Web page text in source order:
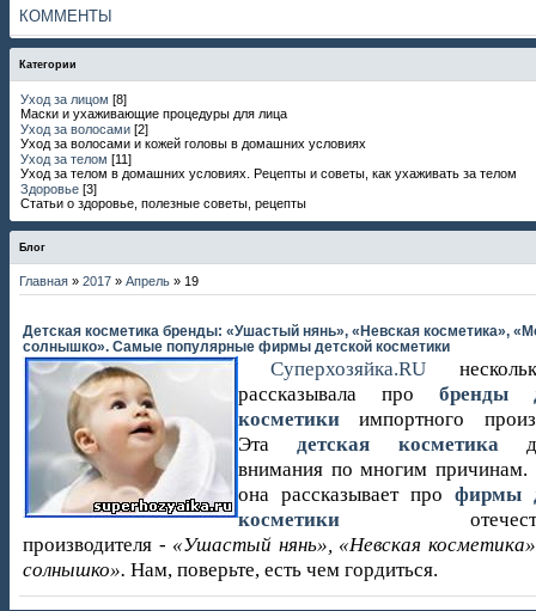
КОММЕНТЫ
Категории
Уход за лицом [8]
Маски и ухаживающие процедуры для лица
Уход за волосами [2]
Уход за волосами и кожей головы в домашних условиях
Уход за телом [11]
Уход за телом в домашних условиях. Рецепты и советы, как ухаживать за телом
Здоровье [3]
Статьи о здоровье, полезные советы, рецепты
Блог
Главная » 2017 » Апрель » 19
Детская косметика бренды: «Ушастый нянь», «Невская косметика»,
солнышко». Самые популярные фирмы детской косметики
Суперхозяйка.RU
рассказывала про бренды
косметики импортного
Этадетская косметика
внимания по многим причинам.
она рассказывает про фирмы
косметики
производителя - «Ушастый нянь», «Невская
солнышко». Нам, поверьте, есть чем гордиться.